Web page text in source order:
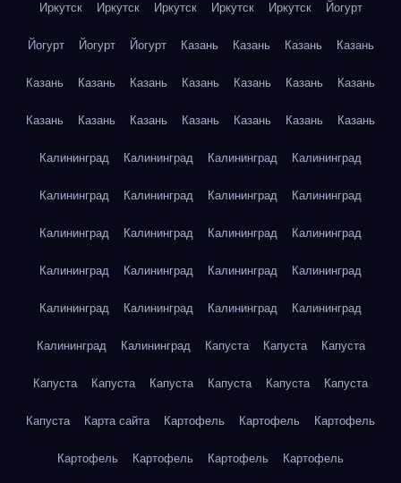
Иркутск Иркутск Иркутск Иркутск Иркутск Йогурт
Йогурт Йогурт Йогурт Казань Казань Казань Казань
Казань Казань Казань Казань Казань Казань Казань
Казань Казань Казань Казань Казань Казань Казань
Калининград Калининград Калининград Калининград
Калининград Калининград Калининград Калининград
Калининград Калининград Калининград Калининград
Калининград Калининград Калининград Калининград
Калининград Калининград Калининград Калининград
Калининград Калининград Капуста Капуста Капуста
Капуста Капуста Капуста Капуста Капуста Капуста
Капуста Карта сайта Картофель Картофель Картофель
Картофель Картофель Картофель Картофель